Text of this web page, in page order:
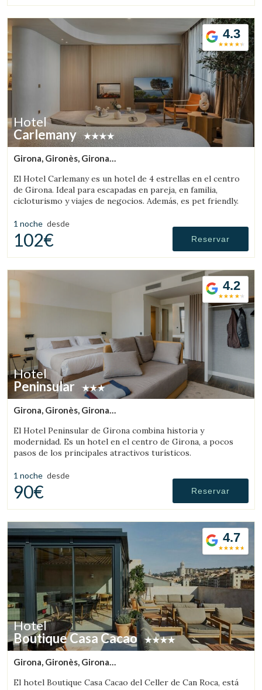
4.3
Hotel
Carlemany
Girona, Gironès, Girona
El Hotel Carlemany es un hotel de 4 estrellas en el centro
de Girona. Ideal para escapadas en pareja, en familia,
cicloturismo y viajes de negocios. Además, es pet friendly.
1 noche desde
102€ Reservar
4.2
Hotel
Peninsular
Girona, Gironès, Girona
El Hotel Peninsular de Girona combina historia y
modernidad. Es un hotel en el centro de Girona, a pocos
pasos de los principales atractivos turísticos.
1 noche desde
90€ Reservar
4.7
Hotel
Boutique Casa Cacao
Girona, Gironès, Girona
El hotel Boutique Casa Cacao del Celler de Can Roca, está